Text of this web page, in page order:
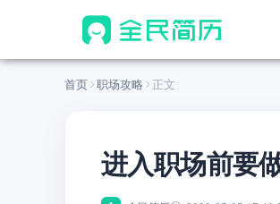
首页 职场攻略 正文
进入职场前要